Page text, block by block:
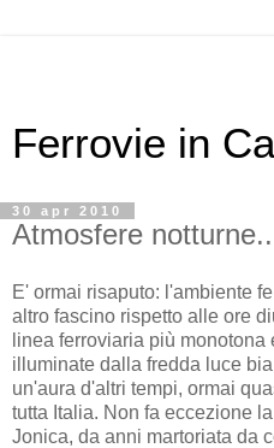
Ferrovie in
30 apr 2010
Atmosfere
E' ormai risaputo: l'ambiente
altro fascino rispetto alle ore
linea ferroviaria più
illuminate dalla fredda luce
un'aura d'altri tempi, ormai
tutta Italia. Non fa eccezione
Jonica, da anni martoriata da